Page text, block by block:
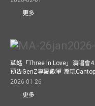
更多
草蜢「Three In Love」演唱會
預告GenZ專屬歌單 潮玩
2026-01-26
更多